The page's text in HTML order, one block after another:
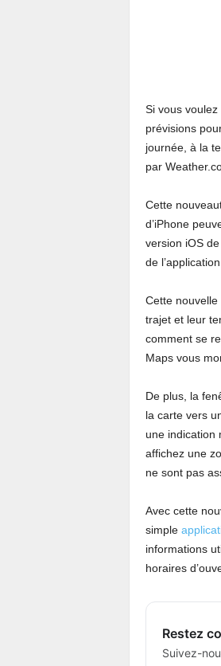
Si vous
prévisions
journée, à la
par
Cette
d’iPhone
version iOS de
de
Cette
trajet et leur
comment se
Maps vous
De plus, la
la carte vers
une indication
affichez une
ne sont pas
Avec cette
simple
informations
horaires
Restez
Suivez-